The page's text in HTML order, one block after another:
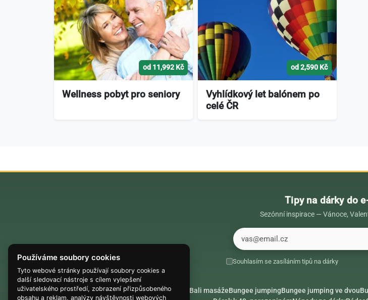
Používáme soubory cookies
Tyto webové stránky používají soubory cookies a
další sledovací nástroje s cílem vylepšení
uživatelského prostředí, zobrazení přizpůsobeného
obsahu a reklam, analýzy návštěvnosti webových
od 11,992 Kč
Wellness pobyt pro seniory
od 2,590 Kč
Vyhlídkový let balónem po
celé ČR
Tipy na dárky do
Sezónní inspirace — Vánoce,
Souhlasím se zasíláním tipů na dárky
Akrobatické lety Bali masážeBungee jumpingBungee jumping ve dvou